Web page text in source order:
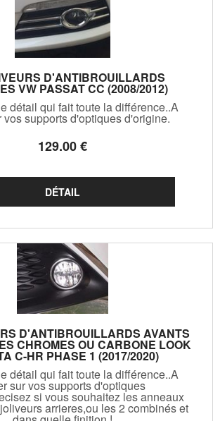
D'ANTIBROUILLARDS
VW PASSAT CC (2008/2012)
détail qui fait toute la différence..A
vos supports d'optiques d'origine.
129.00€
D'ANTIBROUILLARDS AVANTS
CHROMES OU CARBONE LOOK
C-HR PHASE 1 (2017/2020)
détail qui fait toute la différence..A
sur vos supports d'optiques
si vous souhaitez les anneaux
arrieres,ou les 2 combinés et